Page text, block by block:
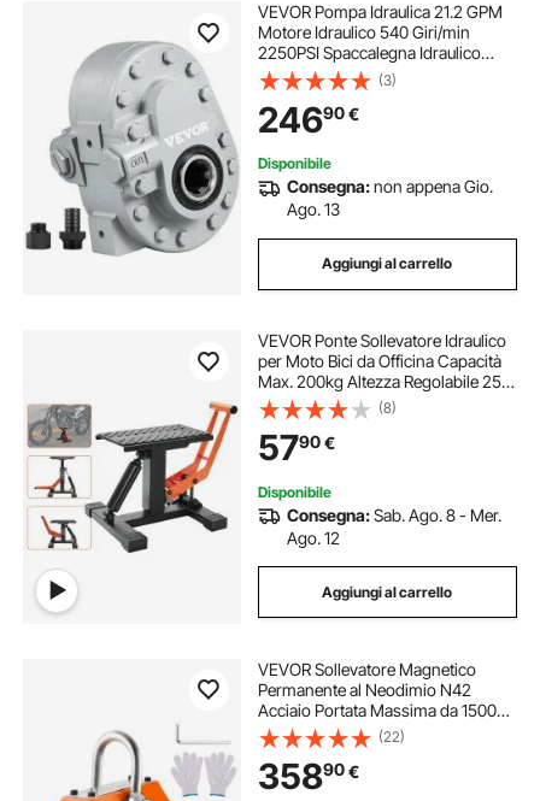
VEVOR Pompa Idraulica 21.2 GPM
Motore Idraulico 540 Giri/min
2250PSI Spaccalegna Idraulico
Porta di Uscita SAE 12 per
Spaccalegna per Sollevatore
Portellone Camion, Sollevatore a
Forbice
(3)
24690€
Disponibile
Consegna:non appena Gio.
Ago. 13
Aggiungi al carrello
VEVOR Ponte Sollevatore Idraulico
per Moto Bici da Officina Capacità
Max. 200kg Altezza Regolabile 255
mm-460 mm, Ponte Sollevatore
Alzamoto Antiscivolo da Officina
per Moto Bici Operazione Idraulica
(8)
5790€
Disponibile
Consegna:Sab. Ago. 8 - Mer.
Ago. 12
Aggiungi al carrello
VEVOR Sollevatore Magnetico
Permanente al Neodimio N42
Acciaio Portata Massima da 1500kg
Dimensioni Base 300x133x139
mm, Sollevatore a Magneti
Permanenti Fattore di Sicurezza 2,5
Forza Trazione 3750kg
(22)
35890€